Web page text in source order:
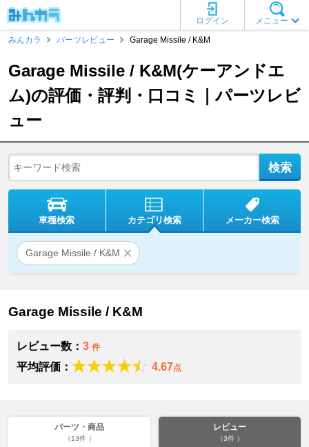
メニュー
ログイン
みんカラ
パーツレビュー Garage Missile / K&M
Garage Missile / K&M(ケーアンドエ
ム)の評価・評判・口コミ｜パーツレビ
ュー
車種検索 カテゴリ検索 メーカー検索
Garage Missile / K&M
Garage Missile / K&M
レビュー数： 3 件
平均評価： 4.67点
パーツ・商品
（13件 ）
レビュー
（3件 ）